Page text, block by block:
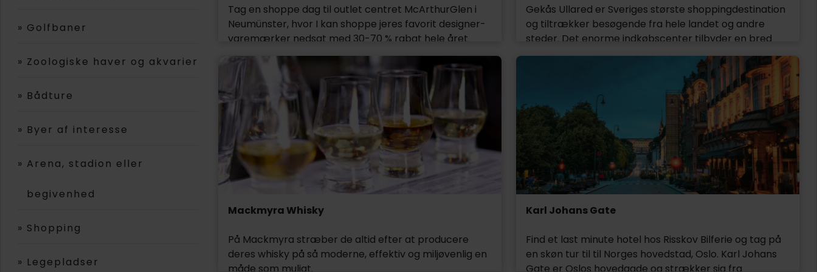
» Golfbaner
» Zoologiske haver og akvarier
» Bådture
» Byer af interesse
» Arena, stadion eller
begivenhed
» Shopping
» Legepladser
Tag en shoppe dag til outlet centret McArthurGlen i
Neumünster, hvor I kan shoppe jeres favorit designer-
varemærker nedsat med 30-70 % rabat hele året
rundt. Her finder I et stort udvalg af tøj, tilbehør og
fodtøj, elegante ting til hjemmet og smart sportstøj.
Udforsk fantastiske mærker og masser af nye trends.
Gekås Ullared er Sveriges største shoppingdestination
og tiltrækker besøgende fra hele landet og andre
steder. Det enorme indkøbscenter tilbyder en bred
vifte af produkter, fra tøj og boligudstyr til elektronik og
dagligvarer, alt sammen til konkurrencedygtige priser.
Ud over shopping har Gekås Ullared flere spisesteder,
så de besøgende kan tage en pause og nyde et måltid
eller en snack.
Mackmyra Whisky
På Mackmyra stræber de altid efter at producere
deres whisky på så moderne, effektiv og miljøvenlig en
måde som muligt.
Karl Johans Gate
Find et last minute hotel hos Risskov Bilferie og tag på
en skøn tur til til Norges hovedstad, Oslo. Karl Johans
Gate er Oslos hovedgade og strækker sig fra